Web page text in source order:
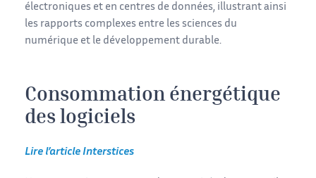
électroniques et en centres de données, illustrant ainsi
les rapports complexes entre les sciences du
numérique et le développement durable.
Consommation énergétique
des logiciels
Lire l’article Interstices